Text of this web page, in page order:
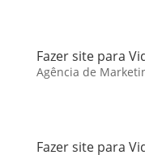
Fazer site para
Agência de
Fazer site para